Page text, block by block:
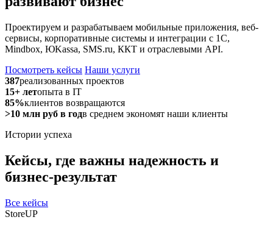
Проектируем и разрабатываем мобильные приложения, веб-
сервисы, корпоративные системы и интеграции с 1С,
Mindbox, ЮKassa, SMS.ru, ККТ и отраслевыми API.
Посмотреть кейсы Наши услуги
387реализованных проектов
15+ летопыта в IT
85%клиентов возвращаются
>10 млн руб в годв среднем экономят наши клиенты
Истории успеха
Кейсы, где важны надежность и
бизнес-результат
Все кейсы
StoreUP